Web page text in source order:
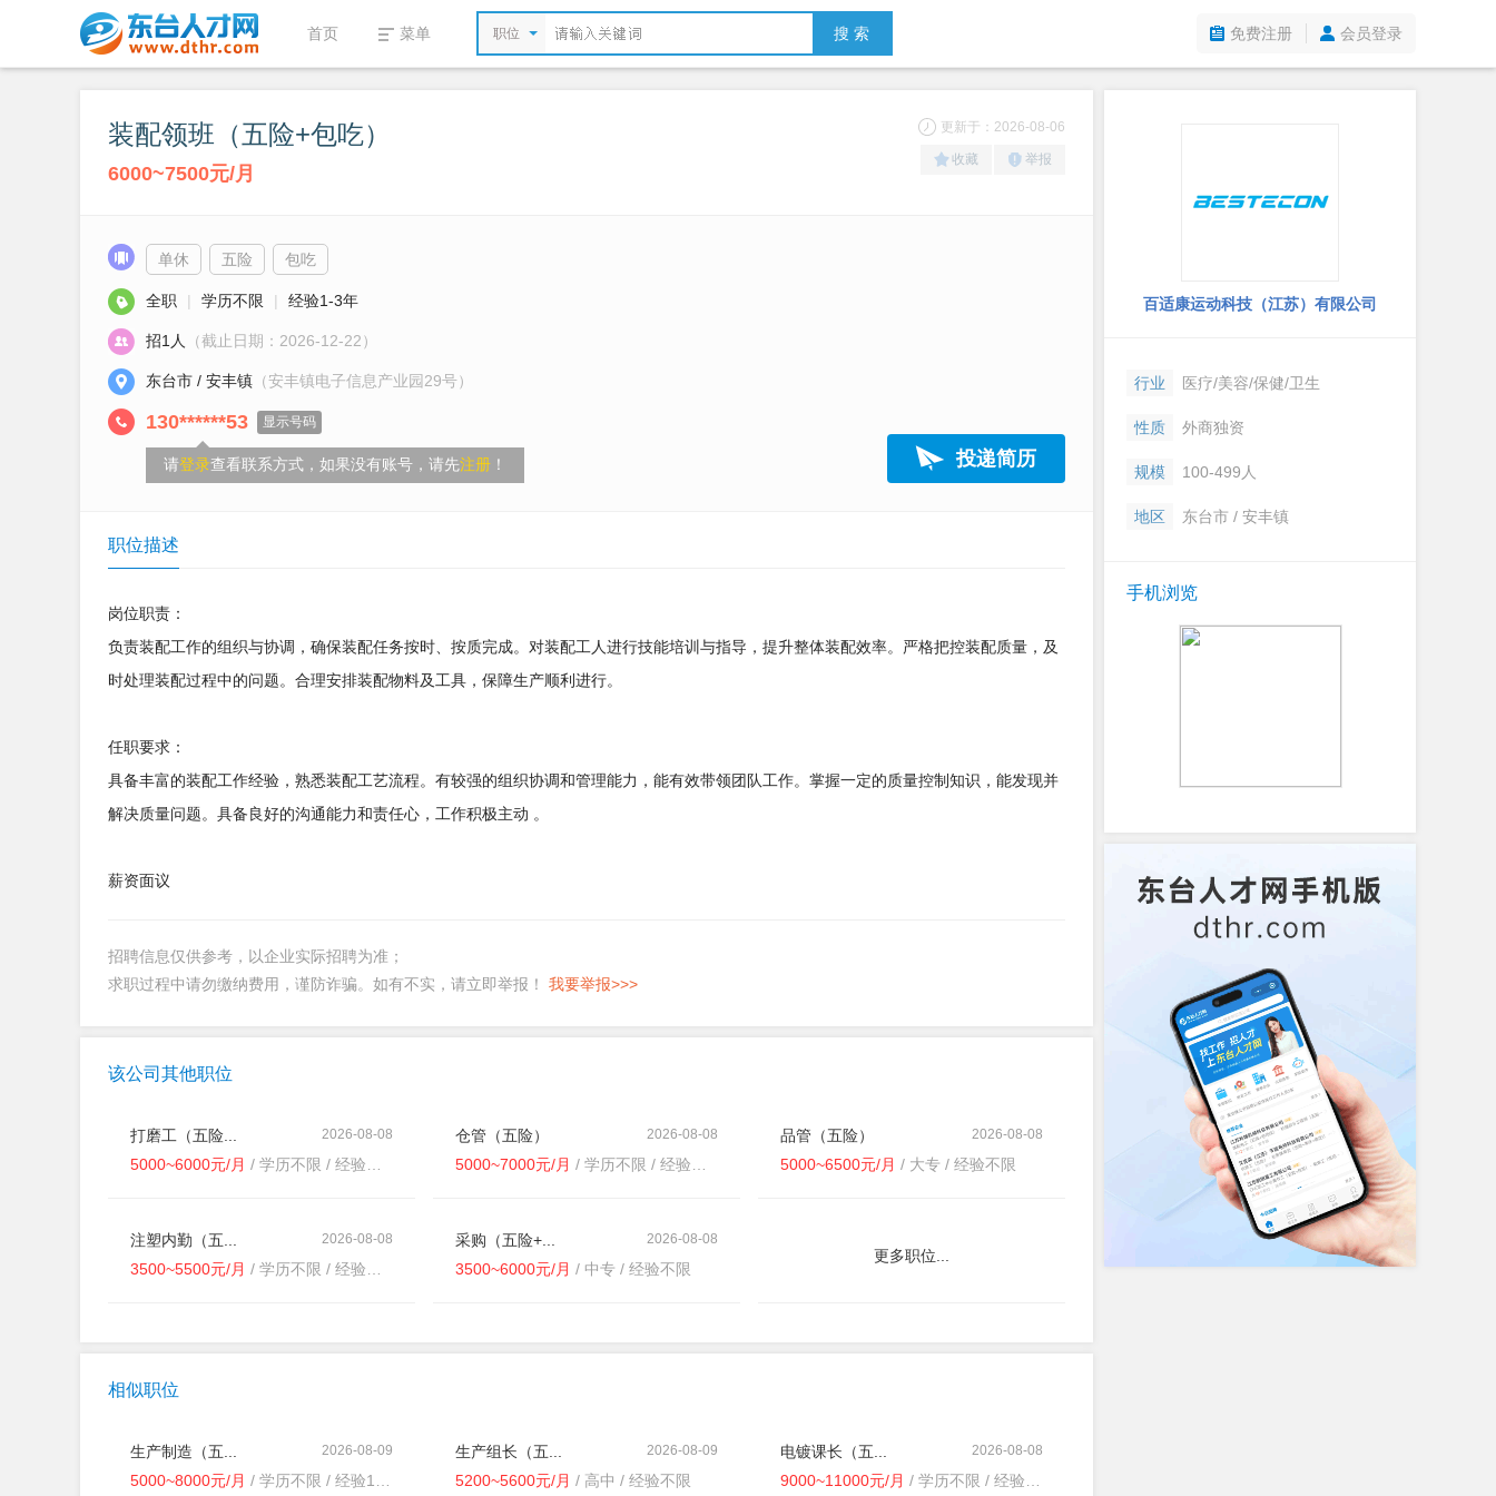
首页 菜单 职位 搜 索 免费注册 会员登录
装配领班（五险+包吃）
6000~7500元/月
更新于：2026-08-06
收藏 举报
单休 五险 包吃
全职 | 学历不限 | 经验1-3年
招1人 （截止日期：2026-12-22）
东台市 / 安丰镇 （安丰镇电子信息产业园29号）
130******53 显示号码
请登录查看联系方式，如果没有账号，请先注册 ！ 投递简历
职位描述
岗位职责：
负责装配工作的组织与协调，确保装配任务按时、按质完成。对装配工人进行技能培训与指导，提升整体装配效率。严格把控装配质量，及
时处理装配过程中的问题。合理安排装配物料及工具，保障生产顺利进行。
任职要求：
具备丰富的装配工作经验，熟悉装配工艺流程。有较强的组织协调和管理能力，能有效带领团队工作。掌握一定的质量控制知识，能发现并
解决质量问题。具备良好的沟通能力和责任心，工作积极主动 。
薪资面议
招聘信息仅供参考，以企业实际招聘为准；
求职过程中请勿缴纳费用，谨防诈骗。如有不实，请立即举报！ 我要举报>>>
该公司其他职位
2026-08-08
打磨工（五险...
5000~6000元/月 / 学历不限 / 经验不限
2026-08-08
仓管（五险）
5000~7000元/月 / 学历不限 / 经验不限
2026-08-08
品管（五险）
5000~6500元/月 / 大专 / 经验不限
2026-08-08
注塑内勤（五...
3500~5500元/月 / 学历不限 / 经验不限
2026-08-08
采购（五险+...
3500~6000元/月 / 中专 / 经验不限
更多职位...
相似职位
2026-08-09
生产制造（五...
5000~8000元/月 / 学历不限 / 经验1-3年
2026-08-09
生产组长（五...
5200~5600元/月 / 高中 / 经验不限
2026-08-08
电镀课长（五...
9000~11000元/月 / 学历不限 / 经验不限
百适康运动科技（江苏）有限公司
行业 医疗/美容/保健/卫生
性质 外商独资
规模 100-499人
地区 东台市 / 安丰镇
手机浏览